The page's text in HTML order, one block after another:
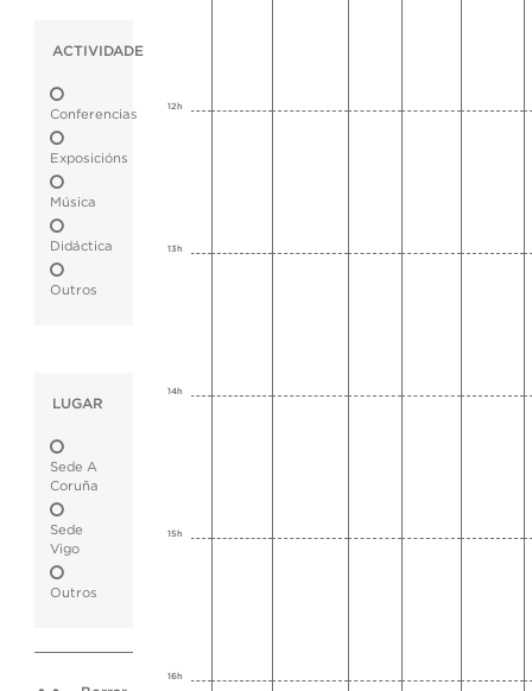
ACTIVIDADE
Conferencias
Exposicións
Música
Didáctica
Outros
LUGAR
Sede A
Coruña
Sede
Vigo
Outros
12h
13h
14h
15h
16h